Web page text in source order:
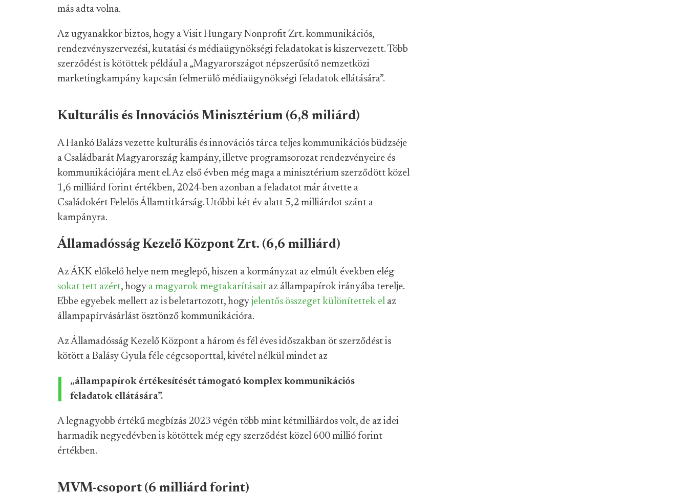
más adta volna.
Az ugyanakkor biztos, hogy a Visit Hungary Nonprofit Zrt. kommunikációs,
rendezvényszervezési, kutatási és médiaügynökségi feladatokat is kiszervezett. Több
szerződést is kötöttek például a „Magyarországot népszerűsítő nemzetközi
marketingkampány kapcsán felmerülő médiaügynökségi feladatok ellátására”.
Kulturális és Innovációs Minisztérium (6,8 miliárd)
A Hankó Balázs vezette kulturális és innovációs tárca teljes kommunikációs büdzséje
a Családbarát Magyarország kampány, illetve programsorozat rendezvényeire és
kommunikációjára ment el. Az első évben még maga a minisztérium szerződött közel
1,6 milliárd forint értékben, 2024-ben azonban a feladatot már átvette a
Családokért Felelős Államtitkárság. Utóbbi két év alatt 5,2 milliárdot szánt a
kampányra.
Államadósság Kezelő Központ Zrt. (6,6 milliárd)
Az ÁKK előkelő helye nem meglepő, hiszen a kormányzat az elmúlt években elég
sokat tett azért, hogy a magyarok megtakarításait az állampapírok irányába terelje.
Ebbe egyebek mellett az is beletartozott, hogy jelentős összeget különítettek el az
állampapírvásárlást ösztönző kommunikációra.
Az Államadósság Kezelő Központ a három és fél éves időszakban öt szerződést is
kötött a Balásy Gyula féle cégcsoporttal, kivétel nélkül mindet az
„állampapírok értékesítését támogató komplex kommunikációs
feladatok ellátására”.
A legnagyobb értékű megbízás 2023 végén több mint kétmilliárdos volt, de az idei
harmadik negyedévben is kötöttek még egy szerződést közel 600 millió forint
értékben.
MVM-csoport (6 milliárd forint)